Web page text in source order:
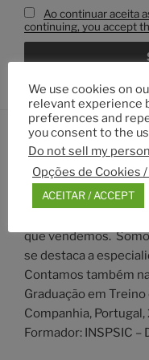
Ao continuar aceita
continuing, you accept
ACERCA DO SITE
Aqui encontra
que vendemos.
se destaca a
Contamos também
Graduação em
Companhia, Portugal,
Formador: INSPSIC –
We use cookies on
relevant experience
preferences and
you consent to the
Do not sell my
Opções de Cookies
ACEITAR / ACCEPT